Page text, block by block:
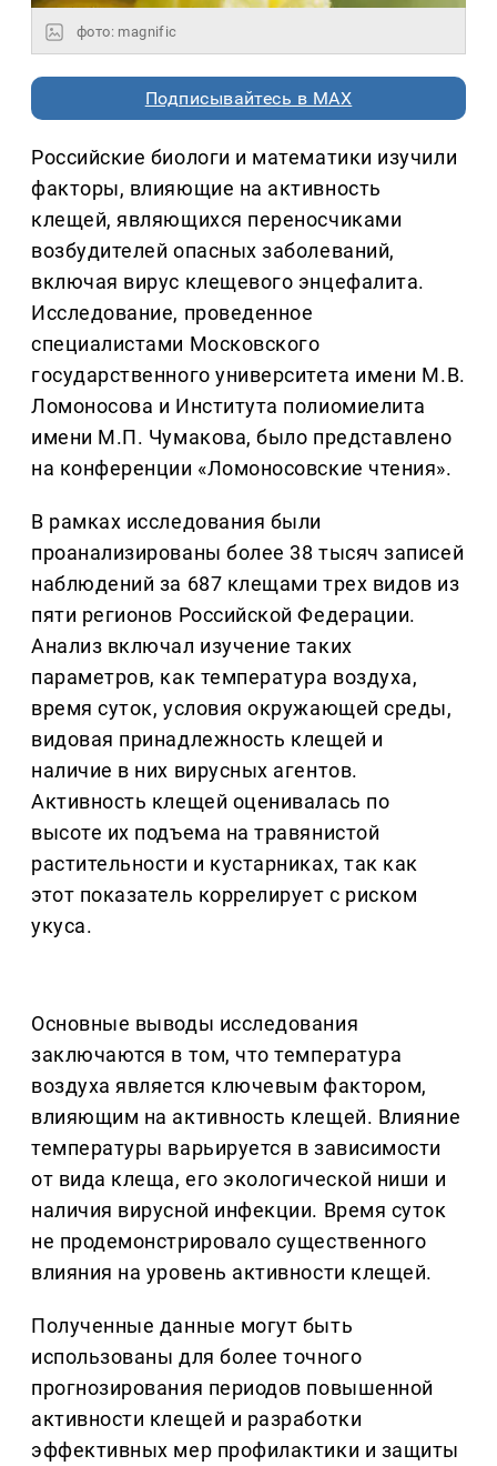
фото: magnific
Подписывайтесь в MAX
Российские биологи и математики изучили
факторы, влияющие на активность
клещей, являющихся переносчиками
возбудителей опасных заболеваний,
включая вирус клещевого энцефалита.
Исследование, проведенное
специалистами Московского
государственного университета имени М.В.
Ломоносова и Института полиомиелита
имени М.П. Чумакова, было представлено
на конференции «Ломоносовские чтения».
В рамках исследования были
проанализированы более 38 тысяч записей
наблюдений за 687 клещами трех видов из
пяти регионов Российской Федерации.
Анализ включал изучение таких
параметров, как температура воздуха,
время суток, условия окружающей среды,
видовая принадлежность клещей и
наличие в них вирусных агентов.
Активность клещей оценивалась по
высоте их подъема на травянистой
растительности и кустарниках, так как
этот показатель коррелирует с риском
укуса.
Основные выводы исследования
заключаются в том, что температура
воздуха является ключевым фактором,
влияющим на активность клещей. Влияние
температуры варьируется в зависимости
от вида клеща, его экологической ниши и
наличия вирусной инфекции. Время суток
не продемонстрировало существенного
влияния на уровень активности клещей.
Полученные данные могут быть
использованы для более точного
прогнозирования периодов повышенной
активности клещей и разработки
эффективных мер профилактики и защиты